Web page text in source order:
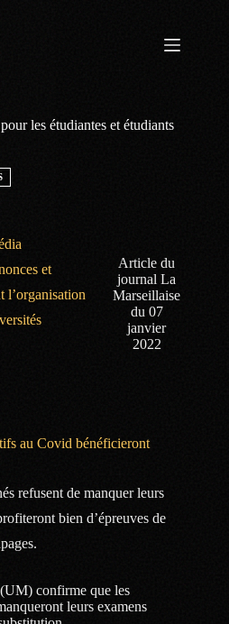
les étudiantes et étudiants
Article du
journal La
Marseillaise
du 07
janvier
2022
et
l’organisation
au Covid bénéficieront
refusent de manquer leurs
bien d’épreuves de